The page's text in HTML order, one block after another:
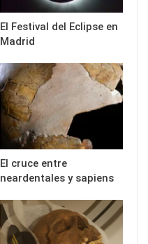
El Festival del Eclipse en
Madrid
El cruce entre
neardentales y sapiens